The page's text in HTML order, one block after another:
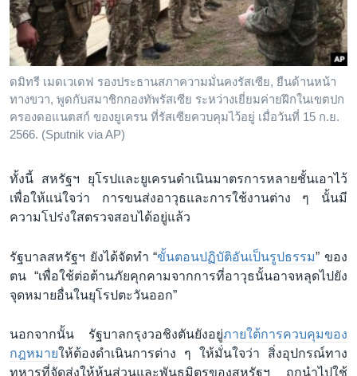
ดมิทรี เมดเวเดฟ รองประธานสภาความมั่นคงรัสเซีย, ยืนด้านหน้า
ทางขวา, พูดกับสมาชิกกองทัพรัสเซีย ระหว่างเยี่ยมค่ายฝึกในเขตปก
ครองดอแนตสก์ ของยูเครน ที่รัสเซียควบคุมไว้อยู่ เมื่อวันที่ 15 ก.ย.
2566. (Sputnik via AP)
ทั้งนี้ สหรัฐฯ ยุโรปและยูเครนดำเนินมาตรการหลายชั้นเอาไว้
เพื่อให้แน่ใจว่า การขนส่งอาวุธและการใช้งานต่าง ๆ นั้นมี
ความโปร่งใสตรวจสอบได้อยู่แล้ว
รัฐบาลสหรัฐฯ ยังได้จัดทำ “ขั้นตอนปฏิบัติอันเป็นรูปธรรม” ของ
ตน “เพื่อใช้ต่อต้านภัยคุกคามจากการที่อาวุธนั้นอาจหลุดไปยัง
จุดหมายอื่นในยุโรปตะวันออก”
นอกจากนั้น รัฐบาลกรุงวอชิงตันยังอยู่ภายใต้การควบคุมของ
กฎหมายให้ต้องดำเนินการต่าง ๆ ให้มั่นใจว่า สิ่งอุปกรณ์ทาง
ทหารที่จัดส่งให้หุ้นส่วนและพันธมิตรของสหรัฐฯ ถูกนำไปใช้